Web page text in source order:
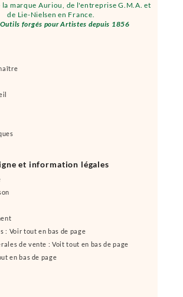
marque Auriou, de l'entreprise G.M.A. et
de Lie-Nielsen en France.
forgés pour Artistes depuis 1856
et information légales
: Voir tout en bas de page
de vente : Voit tout en bas de page
en bas de page